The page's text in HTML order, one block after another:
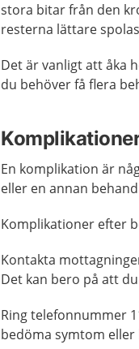
stora bitar från den
resterna lättare
Det är vanligt att åka
du behöver få flera
En komplikation är
eller en annan
Komplikationer efter
Kontakta
Det kan bero på att
Ring telefonnummer
bedöma symtom eller